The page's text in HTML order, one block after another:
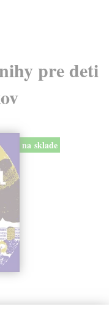
pre deti
na sklade